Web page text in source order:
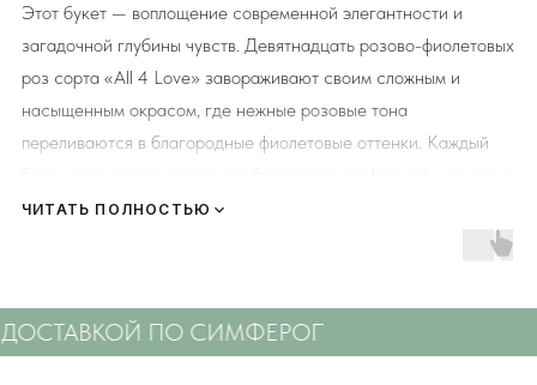
Этот букет — воплощение современной элегантности и
загадочной глубины чувств. Девятнадцать розово-фиолетовых
роз сорта «All 4 Love» завораживают своим сложным и
насыщенным окрасом, где нежные розовые тона
переливаются в благородные фиолетовые оттенки. Каждый
размером, демонстрируя высочайшее качество и свежесть.
уникальность и глубину ваших чувств. Этот роскошный и
стильный подарок станет идеальным выражением искреннего
ЧИТАТЬ ПОЛНОСТЬЮ
ПО СИМФЕРОПОЛЮ